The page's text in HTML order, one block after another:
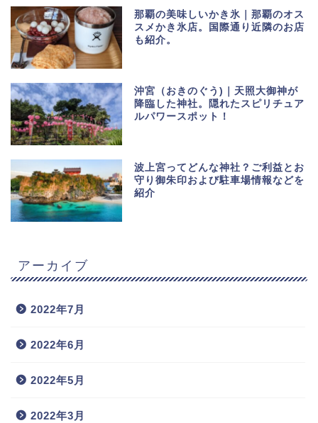
那覇の美味しいかき氷｜那覇のオス
スメかき氷店。国際通り近隣のお店
も紹介。
沖宮（おきのぐう)｜天照大御神が
降臨した神社。隠れたスピリチュア
ルパワースポット！
波上宮ってどんな神社？ご利益とお
守り御朱印および駐車場情報などを
紹介
アーカイブ
2022年7月
2022年6月
2022年5月
2022年3月